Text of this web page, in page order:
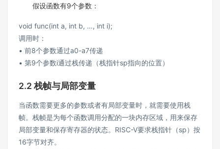
假设函数有9个参数：
void func(int a, int b, …, int i);
调用时：
• 前8个参数通过a0-a7传递
• 第9个参数i通过栈传递（栈指针sp指向的位置）
2.2 栈帧与局部变量
当函数需要更多的参数或者有局部变量时，就需要使用栈
帧。栈帧是为每个函数调用分配的一块内存区域，用来保存
局部变量和保存寄存器的状态。RISC-V要求栈指针（sp）按
16字节对齐。